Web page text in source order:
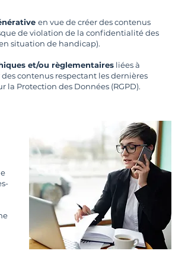
en vue de créer des contenus
de violation de la confidentialité des
situation de handicap).
et/ou règlementaires liées à
contenus respectant les dernières
la Protection des Données (RGPD).